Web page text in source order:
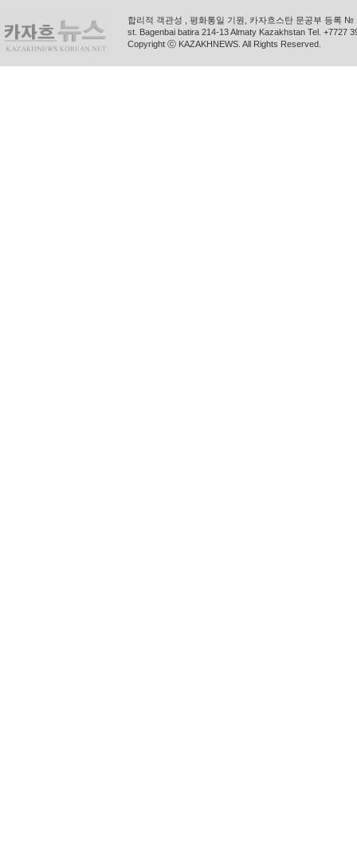
합리적 객관성 , 평화통일 기원, 카자흐스탄 문공부 등록
st. Bagenbai batira 214-13 Almaty Kazakhstan Tel. +7727
Copyright ⓒ KAZAKHNEWS. All Rights Reserved.